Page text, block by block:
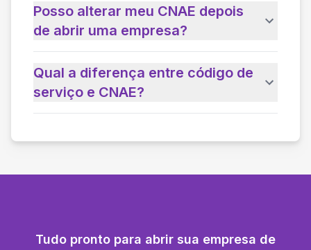
Posso alterar meu CNAE depois
de abrir uma empresa?
Qual a diferença entre código de
serviço e CNAE?
Tudo pronto para abrir sua empresa de